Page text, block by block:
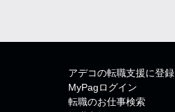
アデコの転職支援に登録
MyPagログイン
転職のお仕事検索